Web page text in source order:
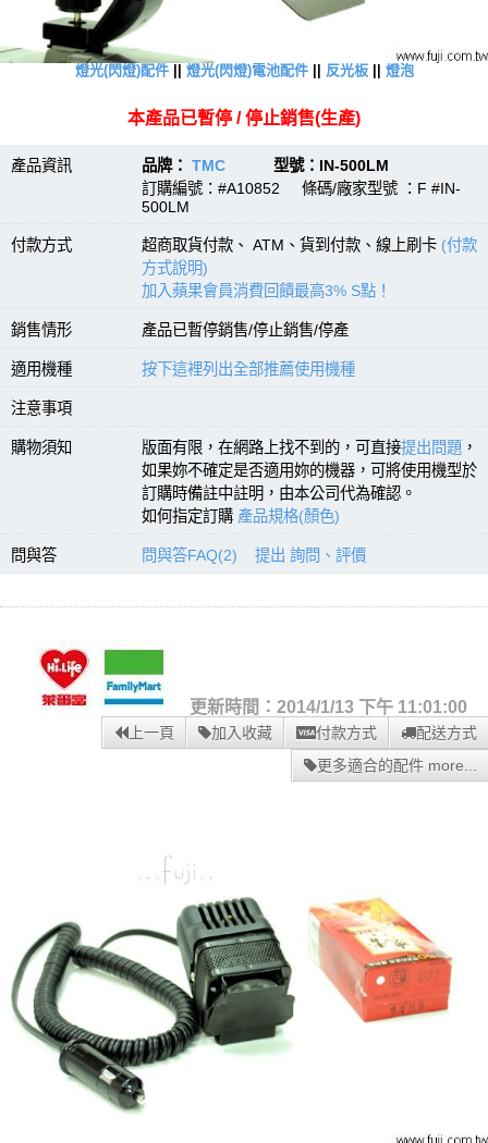
燈光(閃燈)配件|| 燈光(閃燈)電池配件|| 反光板|| 燈泡
本產品已暫停 / 停止銷售(生產)
產品資訊 品牌： TMC 型號：IN-500LM
訂購編號：#A10852 條碼/廠家型號 ：F #IN-
500LM
付款方式 超商取貨付款、 ATM、貨到付款、線上刷卡 (付款
方式說明)
加入蘋果會員消費回饋最高3% S點！
銷售情形 產品已暫停銷售/停止銷售/停產
適用機種 按下這裡列出全部推薦使用機種
注意事項
購物須知 版面有限，在網路上找不到的，可直接提出問題 ，
如果妳不確定是否適用妳的機器，可將使用機型於
訂購時備註中註明，由本公司代為確認。
如何指定訂購 產品規格(顏色)
問與答 問與答FAQ(2) 提出 詢問、評價
更新時間：2014/1/13 下午 11:01:00
上一頁 加入收藏 付款方式
配送方式
更多適合的配件 more...